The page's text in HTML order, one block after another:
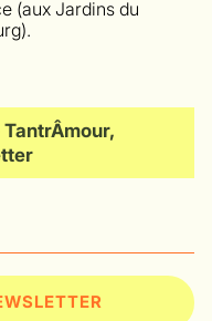
(aux Jardins du